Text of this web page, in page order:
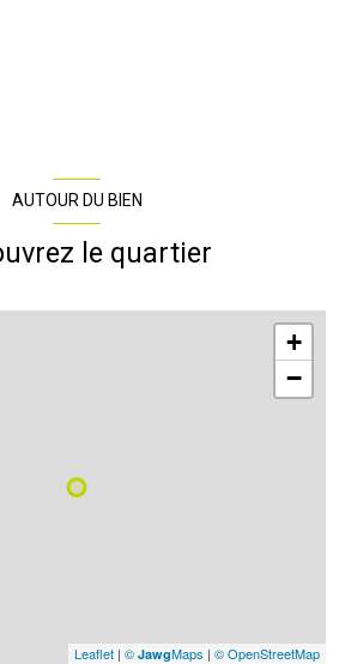
AUTOUR DU BIEN
le quartier
+
−
Leaflet | © JawgMaps | © OpenStreetMap